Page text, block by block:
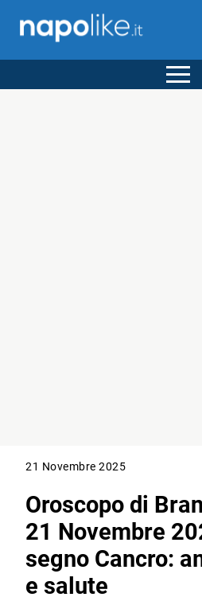
21 Novembre 2025
Oroscopo di
21 Novembre
segno Cancro:
e salute